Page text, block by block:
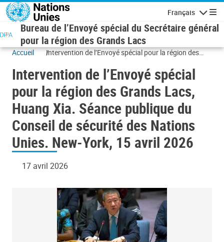
Aller au contenu principal
Français
Bureau de l’Envoyé spécial du Secrétaire général
pour la région des Grands Lacs
Accueil
Intervention de l’Envoyé spécial pour la région des
de sécurité des Nations Unies. New-York, 15 avril
Intervention de l’Envoyé spécial
pour la région des Grands Lacs,
Huang Xia. Séance publique du
Conseil de sécurité des Nations
Unies. New-York, 15 avril 2026
17 avril 2026